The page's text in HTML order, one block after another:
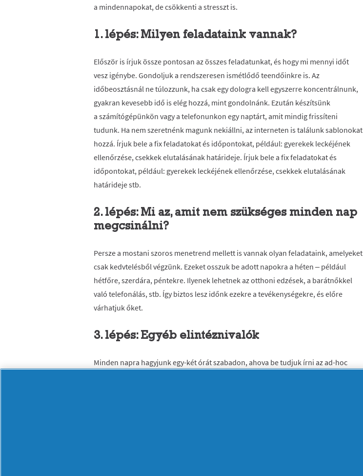
a mindennapokat, de csökkenti a stresszt is.
1. lépés: Milyen feladataink vannak?
Először is írjuk össze pontosan az összes feladatunkat, és hogy mi mennyi időt
vesz igénybe. Gondoljuk a rendszeresen ismétlődő teendőinkre is. Az
időbeosztásnál ne túlozzunk, ha csak egy dologra kell egyszerre koncentrálnunk,
gyakran kevesebb idő is elég hozzá, mint gondolnánk. Ezután készítsünk
a számítógépünkön vagy a telefonunkon egy naptárt, amit mindig frissíteni
tudunk. Ha nem szeretnénk magunk nekiállni, az interneten is találunk sablonokat
hozzá. Írjuk bele a fix feladatokat és időpontokat, például: gyerekek leckéjének
ellenőrzése, csekkek elutalásának határideje. Írjuk bele a fix feladatokat és
időpontokat, például: gyerekek leckéjének ellenőrzése, csekkek elutalásának
határideje stb.
2. lépés: Mi az, amit nem szükséges minden nap
megcsinálni?
Persze a mostani szoros menetrend mellett is vannak olyan feladataink, amelyeket
csak kedvtelésből végzünk. Ezeket osszuk be adott napokra a héten – például
hétfőre, szerdára, péntekre. Ilyenek lehetnek az otthoni edzések, a barátnőkkel
való telefonálás, stb. Így biztos lesz időnk ezekre a tevékenységekre, és előre
várhatjuk őket.
3. lépés: Egyéb elintéznivalók
Minden napra hagyjunk egy-két órát szabadon, ahova be tudjuk írni az ad-hoc